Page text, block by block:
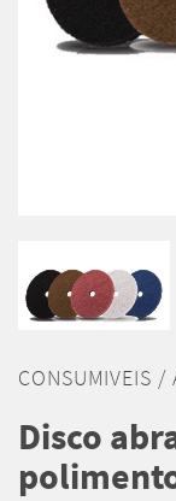
CONSUMIVEIS /
Disco